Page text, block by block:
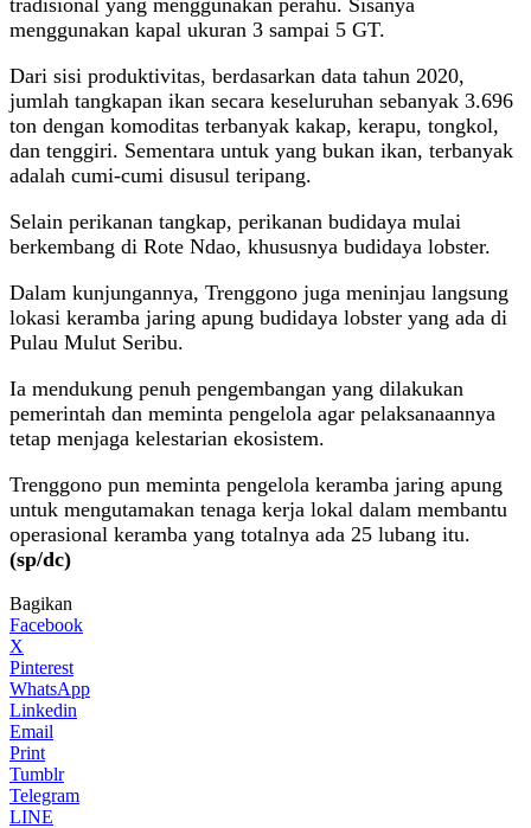
menggunakan kapal ukuran 3 sampai 5 GT.
Dari sisi produktivitas, berdasarkan data tahun 2020,
jumlah tangkapan ikan secara keseluruhan sebanyak 3.696
ton dengan komoditas terbanyak kakap, kerapu, tongkol,
dan tenggiri. Sementara untuk yang bukan ikan, terbanyak
adalah cumi-cumi disusul teripang.
Selain perikanan tangkap, perikanan budidaya mulai
berkembang di Rote Ndao, khususnya budidaya lobster.
Dalam kunjungannya, Trenggono juga meninjau langsung
lokasi keramba jaring apung budidaya lobster yang ada di
Pulau Mulut Seribu.
Ia mendukung penuh pengembangan yang dilakukan
pemerintah dan meminta pengelola agar pelaksanaannya
tetap menjaga kelestarian ekosistem.
Trenggono pun meminta pengelola keramba jaring apung
untuk mengutamakan tenaga kerja lokal dalam membantu
operasional keramba yang totalnya ada 25 lubang itu.
(sp/dc)
Bagikan
Facebook
X
Pinterest
WhatsApp
Linkedin
Email
Print
Tumblr
Telegram
LINE